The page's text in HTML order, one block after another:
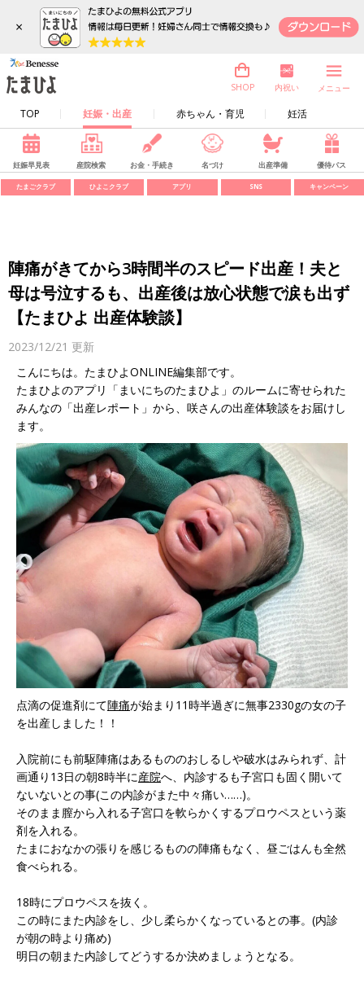
×
TOP 妊娠・出産 赤ちゃん・育児 妊活
SHOP 内祝い メニュー
妊娠早見表 産院検索 お金・手続き 名づけ 出産準備 優待パス
たまごクラブ ひよこクラブ アプリ SNS キャンペーン
陣痛がきてから3時間半のスピード出産！夫と
母は号泣するも、出産後は放心状態で涙も出ず
【たまひよ 出産体験談】
2023/12/21 更新
こんにちは。たまひよONLINE編集部です。
たまひよのアプリ「まいにちのたまひよ」のルームに寄せられた
みんなの「出産レポート」から、咲さんの出産体験談をお届けし
ます。
点滴の促進剤にて陣痛が始まり11時半過ぎに無事2330gの女の子
を出産しました！！
入院前にも前駆陣痛はあるもののおしるしや破水はみられず、計
画通り13日の朝8時半に産院へ、内診するも子宮口も固く開いて
ないないとの事(この内診がまた中々痛い……)。
そのまま膣から入れる子宮口を軟らかくするプロウペスという薬
剤を入れる。
たまにおなかの張りを感じるものの陣痛もなく、昼ごはんも全然
食べられる。
18時にプロウペスを抜く。
この時にまた内診をし、少し柔らかくなっているとの事。(内診
が朝の時より痛め)
明日の朝また内診してどうするか決めましょうとなる。